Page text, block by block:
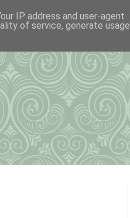
IP address and user-agent
of service, generate usage